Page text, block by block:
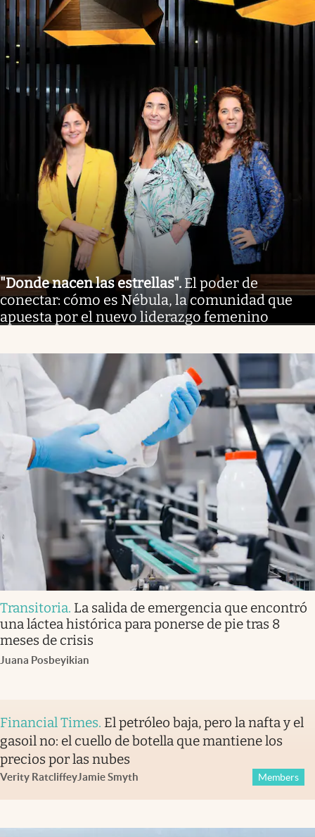
"Donde nacen las estrellas". El poder de
conectar: cómo es Nébula, la comunidad que
apuesta por el nuevo liderazgo femenino
Transitoria. La salida de emergencia que encontró
una láctea histórica para ponerse de pie tras 8
meses de crisis
Juana Posbeyikian
Financial Times. El petróleo baja, pero la nafta y el
gasoil no: el cuello de botella que mantiene los
precios por las nubes
Verity RatcliffeyJamie Smyth Members